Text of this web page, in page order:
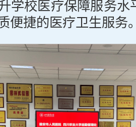
学校医疗保障服务水
便捷的医疗卫生服务